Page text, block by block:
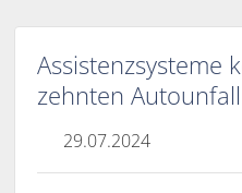
Assistenzsysteme
zehnten
29.07.2024